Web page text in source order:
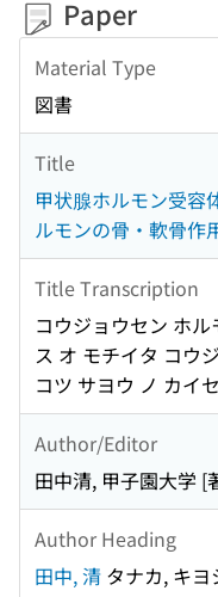
Paper
Material Type
図書
Title
甲状腺ホルモン受容
ルモンの骨・軟骨作
Title Transcription
コウジョウセン ホ
ス オ モチイタ コウ
コツ サヨウ ノ カイ
Author/Editor
田中清, 甲子園大学 [
Author Heading
田中, 清 タナカ, キヨ